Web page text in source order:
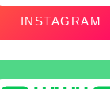
INSTAGRAM